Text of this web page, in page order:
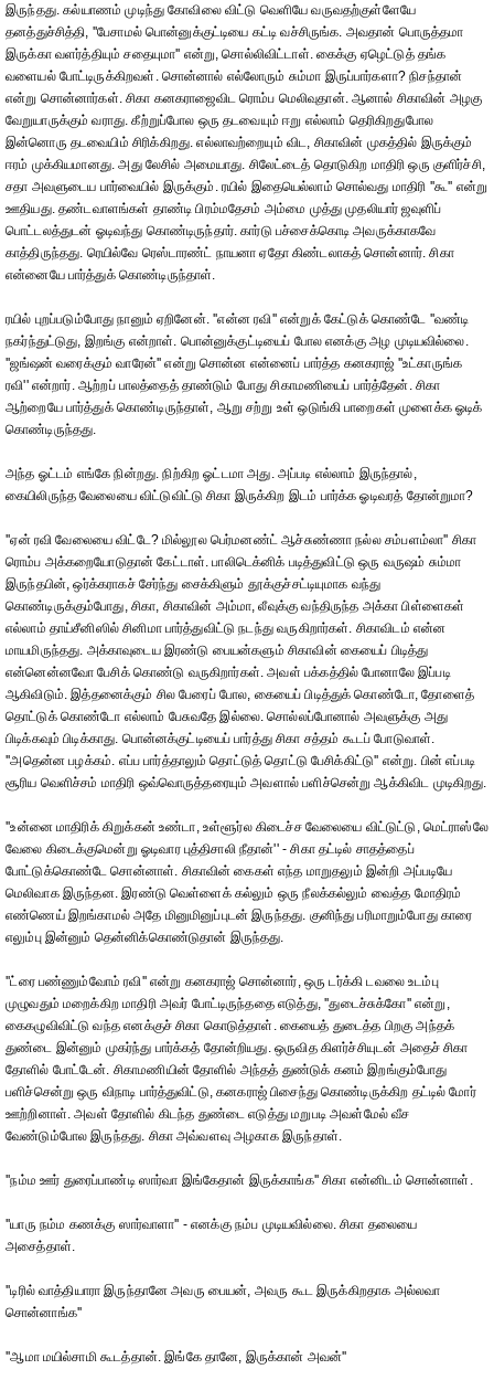
இருந்தது. கல்யாணம் முடிந்து கோவிலை விட்டு வெளியே வருவதற்குள்ளேயே
தனத்துச்சித்தி, ''பேசாமல் பொன்னுக்குட்டியை கட்டி வச்சிருங்க. அவதான் பொருத்தமா
இருக்கா வளர்த்தியும் சதையுமா'' என்று, சொல்லிவிட்டாள். கைக்கு ஏழெட்டுத் தங்க
வளையல் போட்டிருக்கிறவள். சொன்னால் எல்லோரும் சும்மா இருப்பார்களா? நிசந்தான்
என்று சொன்னார்கள். சிகா கனகராஜைவிட ரொம்ப மெலிவுதான். ஆனால் சிகாவின் அழகு
வேறுயாருக்கும் வராது. கீற்றுப்போல ஒரு தடவையும் ஈறு எல்லாம் தெரிகிறதுபோல
இன்னொரு தடவையிம் சிரிக்கிறது. எல்லாவற்றையும் விட, சிகாவின் முகத்தில் இருக்கும்
ஈரம் முக்கியமானது. அது லேசில் அமையாது. சிலேட்டைத் தொடுகிற மாதிரி ஒரு குளிர்ச்சி,
சதா அவளுடைய பார்வையில் இருக்கும். ரயில் இதையெல்லாம் சொல்வது மாதிரி ''கூ'' என்று
ஊதியது. தண்டவாளங்கள் தாண்டி பிரம்மதேசம் அம்மை முத்து முதலியார் ஜவுளிப்
பொட்டலத்துடன் ஓடிவந்து கொண்டிருந்தார். கார்டு பச்சைக்கொடி அவருக்காகவே
காத்திருந்தது. ரெயில்வே ரெஸ்டாரண்ட் நாயனா ஏதோ கிண்டலாகத் சொன்னார். சிகா
என்னையே பார்த்துக் கொண்டிருந்தாள்.
ரயில் புறப்படும்போது நானும் ஏறினேன். ''என்ன ரவி'' என்றுக் கேட்டுக் கொண்டே ''வண்டி
நகர்ந்துட்டுது, இறங்கு என்றாள். பொன்னுக்குட்டியைப் போல எனக்கு அழ முடியவில்லை.
''ஜங்ஷன் வரைக்கும் வாரேன்'' என்று சொன்ன என்னைப் பார்த்த கனகராஜ் ''உட்காருங்க
ரவி'' என்றார். ஆற்றப் பாலத்தைத் தாண்டும் போது சிகாமணியைப் பார்த்தேன். சிகா
ஆற்றையே பார்த்துக் கொண்டிருந்தாள், ஆறு சற்று உள் ஒடுங்கி பாறைகள் முளைக்க ஓடிக்
கொண்டிருந்தது.
அந்த ஓட்டம் எங்கே நின்றது. நிற்கிற ஓட்டமா அது. அப்படி எல்லாம் இருந்தால்,
கையிலிருந்த வேலையை விட்டுவிட்டு சிகா இருக்கிற இடம் பார்க்க ஓடிவரத் தோன்றுமா?
''ஏன் ரவி வேலையை விட்டே? மில்லூல பெர்மனண்ட் ஆச்சுண்ணா நல்ல சம்பளம்லா'' சிகா
ரொம்ப அக்கறையோடுதான் கேட்டாள். பாலிடெக்னிக் படித்துவிட்டு ஒரு வருஷம் சும்மா
இருந்தபின், ஒர்க்கராகச் சேர்ந்து சைக்கிளும் தூக்குச்சட்டியுமாக வந்து
கொண்டிருக்கும்போது, சிகா, சிகாவின் அம்மா, லீவுக்கு வந்திருந்த அக்கா பிள்ளைகள்
எல்லாம் தாய்சீனிஸில் சினிமா பார்த்துவிட்டு நடந்து வருகிறார்கள். சிகாவிடம் என்ன
மாயமிருந்தது. அக்காவுடைய இரண்டு பையன்களும் சிகாவின் கையைப் பிடித்து
என்னென்னவோ பேசிக் கொண்டு வருகிறார்கள். அவள் பக்கத்தில் போனாலே இப்படி
ஆகிவிடும். இத்தனைக்கும் சில பேரைப் போல, கையைப் பிடித்துக் கொண்டோ, தோளைத்
தொட்டுக் கொண்டோ எல்லாம் பேசுவதே இல்லை. சொல்லப்போனால் அவளுக்கு அது
பிடிக்கவும் பிடிக்காது. பொன்னக்குட்டியைப் பார்த்து சிகா சத்தம் கூடப் போடுவாள்.
''அதென்ன பழக்கம். எப்ப பார்த்தாலும் தொட்டுத் தொட்டு பேசிக்கிட்டு'' என்று. பின் எப்படி
சூரிய வெளிச்சம் மாதிரி ஒவ்வொருத்தரையும் அவளால் பளிச்சென்று ஆக்கிவிட முடிகிறது.
''உன்னை மாதிரிக் கிறுக்கன் உண்டா, உள்ளூர்ல கிடைச்ச வேலையை விட்டுட்டு, மெட்ராஸ்லே
வேலை கிடைக்குமென்று ஓடிவார புத்திசாலி நீதான்'' - சிகா தட்டில் சாதத்தைப்
போட்டுக்கொண்டே சொன்னாள். சிகாவின் கைகள் எந்த மாறுதலும் இன்றி அப்படியே
மெலிவாக இருந்தன. இரண்டு வெள்ளைக் கல்லும் ஒரு நீலக்கல்லும் வைத்த மோதிரம்
எண்ணெய் இறங்காமல் அதே மினுமினுப்புடன் இருந்தது. குனிந்து பரிமாறும்போது காரை
எலும்பு இன்னும் தென்னிக்கொண்டுதான் இருந்தது.
''ட்ரை பண்ணும்வோம் ரவி'' என்று கனகராஜ் சொன்னார், ஒரு டர்க்கி டவலை உடம்பு
முழுவதும் மறைக்கிற மாதிரி அவர் போட்டிருந்ததை எடுத்து, ''துடைச்சுக்கோ'' என்று,
கைகழுவிவிட்டு வந்த எனக்குச் சிகா கொடுத்தாள். கையைத் துடைத்த பிறகு அந்தக்
துண்டை இன்னும் முகர்ந்து பார்க்கத் தோன்றியது. ஒருவித கிளர்ச்சியுடன் அதைச் சிகா
தோளில் போட்டேன். சிகாமணியின் தோளில் அந்தத் துண்டுக் கனம் இறங்கும்போது
பளிச்சென்று ஒரு விநாடி பார்த்துவிட்டு, கனகராஜ் பிசைந்து கொண்டிருக்கிற தட்டில் மோர்
ஊற்றினாள். அவள் தோளில் கிடந்த துண்டை எடுத்து மறுபடி அவள்மேல் வீச
வேண்டும்போல இருந்தது. சிகா அவ்வளவு அழகாக இருந்தாள்.
''நம்ம ஊர் துரைப்பாண்டி ஸார்வா இங்கேதான் இருக்காங்க'' சிகா என்னிடம் சொன்னாள்.
''யாரு நம்ம கணக்கு ஸார்வாளா'' - எனக்கு நம்ப முடியவில்லை. சிகா தலையை
அசைத்தாள்.
''டிரில் வாத்தியாரா இருந்தானே அவரு பையன், அவரு கூட இருக்கிறதாக அல்லவா
சொன்னாங்க''
''ஆமா மயில்சாமி கூடத்தான். இங்கே தானே, இருக்கான் அவன்''